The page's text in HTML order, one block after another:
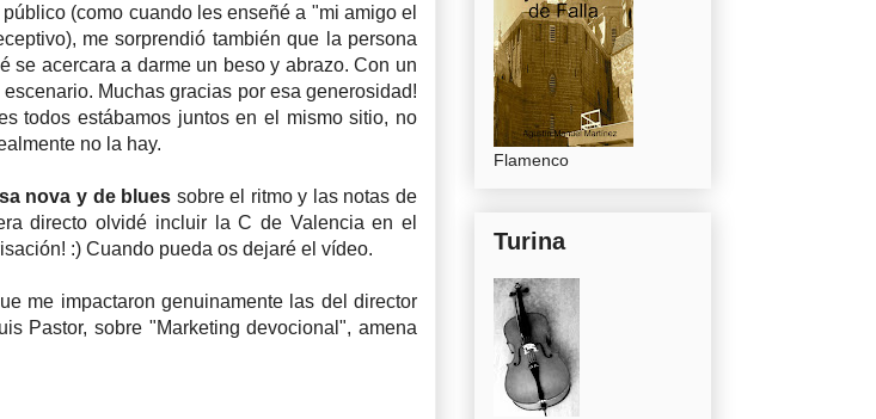
(como cuando les enseñé a "mi amigo el
me sorprendió también que la persona
se acercara a darme un beso y abrazo. Con un
Muchas gracias por esa generosidad!
todos estábamos juntos en el mismo sitio, no
no la hay.
nova y de blues sobre el ritmo y las notas de
directo olvidé incluir la C de Valencia en el
:) Cuando pueda os dejaré el vídeo.
me impactaron genuinamente las del director
Pastor, sobre "Marketing devocional", amena
Flamenco
Turina